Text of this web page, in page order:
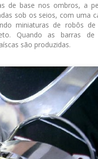
de base nos ombros, a
sob os seios, com uma
miniaturas de robôs de
Quando as barras de
são produzidas.